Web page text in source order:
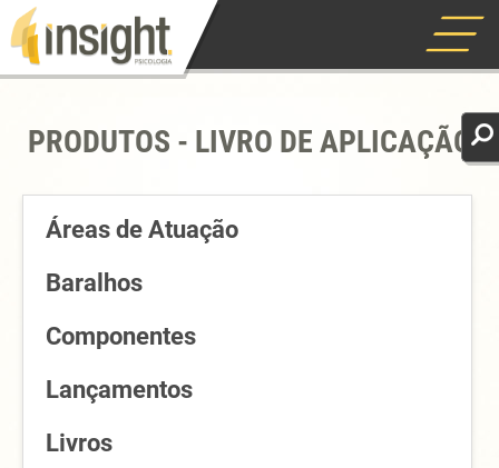
PRODUTOS - LIVRO DE APLICAÇÃO
Áreas de Atuação
Baralhos
Componentes
Lançamentos
Livros